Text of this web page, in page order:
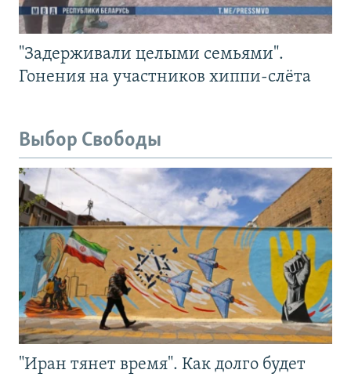
"Задерживали целыми семьями".
Гонения на участников хиппи-слёта
Выбор Свободы
"Иран тянет время". Как долго будет